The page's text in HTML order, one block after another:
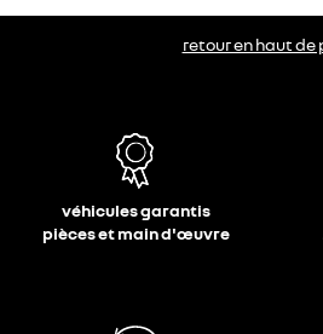
retour en haut de
véhicules garantis
pièces et main d'œuvre